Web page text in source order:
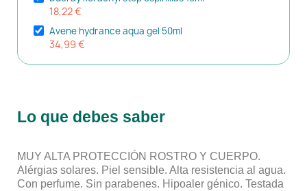
18,22 €
Avene hydrance aqua gel 50ml
34,99 €
Lo que debes saber
MUY ALTA PROTECCIÓN ROSTRO Y CUERPO.
Alérgias solares. Piel sensible. Alta resistencia al agua.
Con perfume. Sin parabenes. Hipoaler génico. Testada